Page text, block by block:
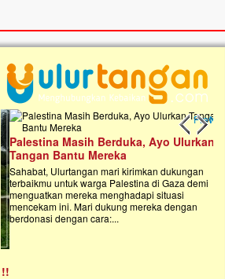
Palestina Masih Berduka, Ayo Ulurkan
Tangan Bantu Mereka
Sahabat, Ulurtangan mari kirimkan dukungan
terbaikmu untuk warga Palestina di Gaza demi
menguatkan mereka menghadapi situasi
mencekam ini. Mari dukung mereka dengan
berdonasi dengan cara:...